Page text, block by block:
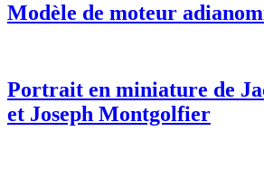
Modèle de moteur
Portrait en miniature de
et Joseph Montgolfier